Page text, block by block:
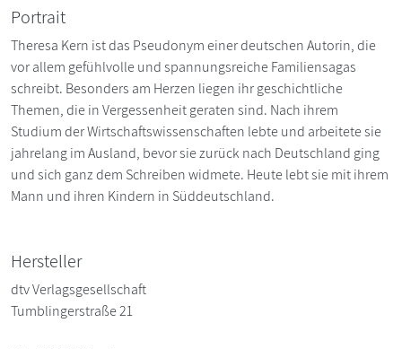
Portrait
Theresa Kern ist das Pseudonym einer deutschen Autorin, die
vor allem gefühlvolle und spannungsreiche Familiensagas
schreibt. Besonders am Herzen liegen ihr geschichtliche
Themen, die in Vergessenheit geraten sind. Nach ihrem
Studium der Wirtschaftswissenschaften lebte und arbeitete sie
jahrelang im Ausland, bevor sie zurück nach Deutschland ging
und sich ganz dem Schreiben widmete. Heute lebt sie mit ihrem
Mann und ihren Kindern in Süddeutschland.
Hersteller
dtv Verlagsgesellschaft
Tumblingerstraße 21